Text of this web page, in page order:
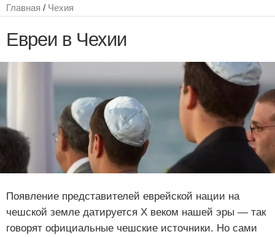
Главная / Чехия
Евреи в Чехии
Появление представителей еврейской нации на
чешской земле датируется Х веком нашей эры — так
говорят официальные чешские источники. Но сами